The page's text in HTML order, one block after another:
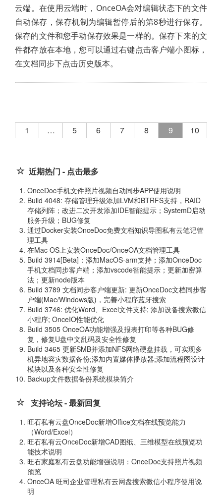
云端。在使用云端时，OnceOA会对编辑状态下的文件
自动保存，保存机制为编辑暂停后的第8秒进行保存。
保存的文件和您手动保存效果是一样的。保存下来的文
件都存放在本地，您可以通过右键点击客户端小图标，
在文档同步下点击历史版本。
1 … 5 6 7 8 9 10
近期热门 - 点击最多
OnceDoc手机文件照片视频自动同步APP使用说明
Build 4048: 存储管理升级添加LVM和BTRFS支持，RAID
存储列阵；改进二次开发添加IDE智能提示；SystemD启动
服务升级；BUG修复
通过Docker安装OnceDoc免费文档知识导图私有云笔记管
理工具
在Mac OS上安装OnceDoc/OnceOA文档管理工具
Build 3914[Beta]：添加MacOS-arm支持；添加OnceDoc
手机文档同步客户端；添加vscode智能提示；更新加密算
法；更新node版本
Build 3789 文档同步客户端更新: 更新OnceDoc文档同步客
户端(Mac/Windows版)，完善小程序蓝牙搜索
Build 3746: 优化Word、Excel文件支持; 添加设备搜索微信
小程序; OnceIO性能优化
Build 3505 OnceOA功能增强及报表打印等各种BUG修
复，修复U盘中文乱码及安全性修复
Build 3465 更新SMB并添加NFS网络硬盘挂载，可实现多
机异地容灾数据备份;添加内置媒体播放器;添加流程图设计
模块以及各种安全性修复
Backup文件数据备份系统模块简介
支持论坛 - 最新回复
旺石私有云盘OnceDoc新增Office文档在线预览能力
（Word/Excel）
旺石私有云OnceDoc新增CAD图纸、三维模型在线预览功
能技术说明
旺石家庭私有云盘功能增强说明：OnceDoc支持照片视频
预览
OnceOA 旺司企业管理私有云网盘搜索微信小程序使用说
明